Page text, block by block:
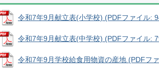
令和7年9月献立表(小学校) (PDFファイル:
令和7年9月献立表(中学校) (PDFファイル:
令和7年9月学校給食用物資の産地 (PDFフ